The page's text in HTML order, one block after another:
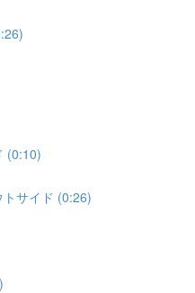
(0:10)
サイド (0:26)